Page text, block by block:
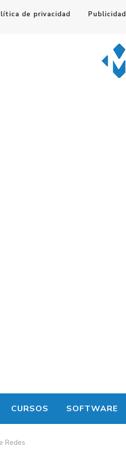
de privacidad Publicidad
CURSOS SOFTWARE
Redes